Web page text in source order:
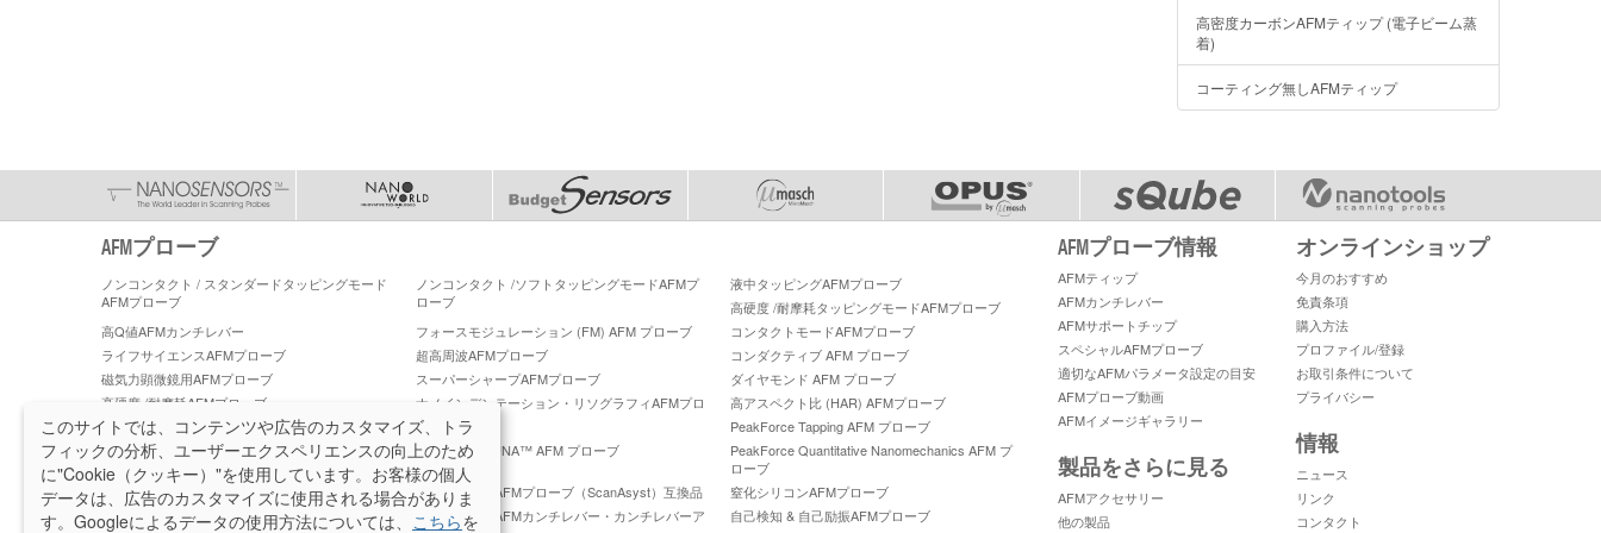
高密度カーボンAFMティップ (電子ビーム蒸
着)
コーティング無しAFMティップ
AFMプローブ
ノンコンタクト / スタンダードタッピングモード
AFMプローブ
ノンコンタクト /ソフトタッピングモードAFMプ
ローブ
液中タッピングAFMプローブ
高硬度 /耐摩耗タッピングモードAFMプローブ
高Q値AFMカンチレバー
フォースモジュレーション (FM) AFM プローブ
コンタクトモードAFMプローブ
ライフサイエンスAFMプローブ
超高周波AFMプローブ
コンダクティブ AFM プローブ
磁気力顕微鏡用AFMプローブ
スーパーシャープAFMプローブ
ダイヤモンド AFM プローブ
高硬度 /耐摩耗AFMプローブ
ナノインデンテーション・リソグラフィAFMプロ
ーブ
高アスペクト比 (HAR) AFMプローブ
PeakForce Tapping AFM プローブ
PeakForce ケルビンフォース顕微鏡 AFM プロー
ブ
PeakForce TUNA™ AFM プローブ
PeakForce Quantitative Nanomechanics AFM プ
ローブ
PeakForce QNM 高精度 AFM プローブ
ブルカー社製AFMプローブ（ScanAsyst）互換品
窒化シリコンAFMプローブ
ラテラルフォース顕微鏡 (LFM) AFMプローブ
ティップレスAFMカンチレバー・カンチレバーア
自己検知 & 自己励振AFMプローブ
AFMプローブ情報
AFMティップ
AFMカンチレバー
AFMサポートチップ
スペシャルAFMプローブ
適切なAFMパラメータ設定の目安
AFMプローブ動画
AFMイメージギャラリー
製品をさらに見る
AFMアクセサリー
他の製品
オンラインショップ
今月のおすすめ
免責条項
購入方法
プロファイル/登録
お取引条件について
プライバシー
情報
ニュース
リンク
コンタクト
このサイトでは、コンテンツや広告のカスタマイズ、トラ
フィックの分析、ユーザーエクスペリエンスの向上のため
に"Cookie（クッキー）"を使用しています。お客様の個人
データは、広告のカスタマイズに使用される場合がありま
す。Googleによるデータの使用方法については、 こちらを